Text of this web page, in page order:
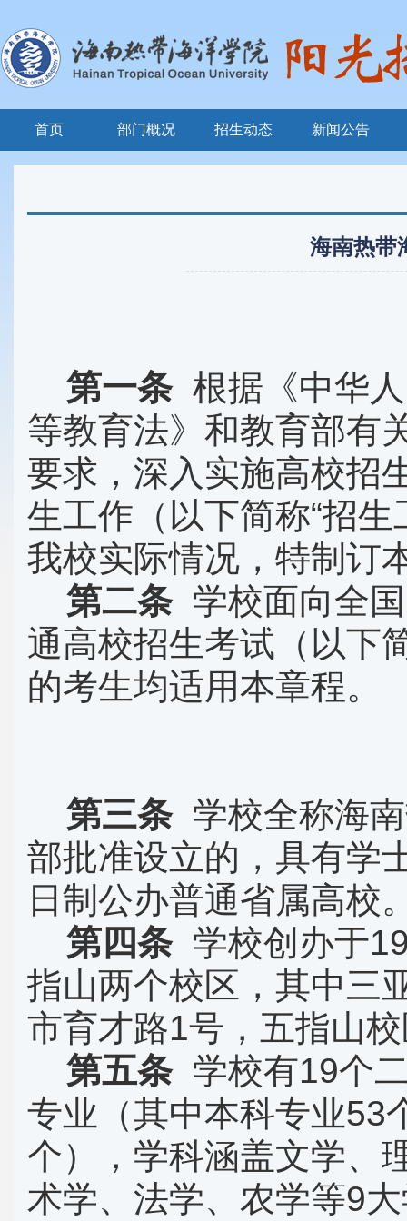
首页 部门概况 招生动态 新闻公告
海南热带
第一条 根据《中华
等教育法》和教育部有
要求，深入实施高校招
生工作（以下简称“招生
我校实际情况，特制订
第二条 学校面向全国
通高校招生考试（以下
的考生均适用本章程。
第三条 学校全称海
部批准设立的，具有学
日制公办普通省属高校
第四条 学校创办于
指山两个校区，其中三
市育才路1号，五指山
第五条 学校有19个
专业（其中本科专业53
个），学科涵盖文学、
术学、法学、农学等9